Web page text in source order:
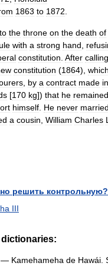
1863 to 1872
to the throne on the death of
with a strong hand
constitution After calling
constitution (1864),
by a contract made in
[170 kg]) that he remained
himself He never
a cousin William Charles
решить контрольную?
III
— Kamehameha de Hawái.